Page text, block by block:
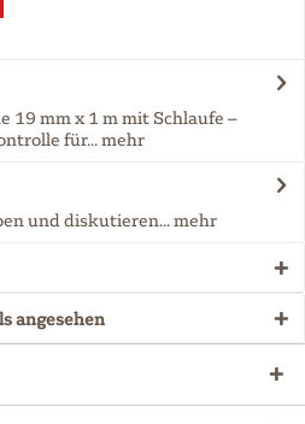
19 mm x 1 m mit Schlaufe –
für...mehr
und diskutieren...mehr
angesehen